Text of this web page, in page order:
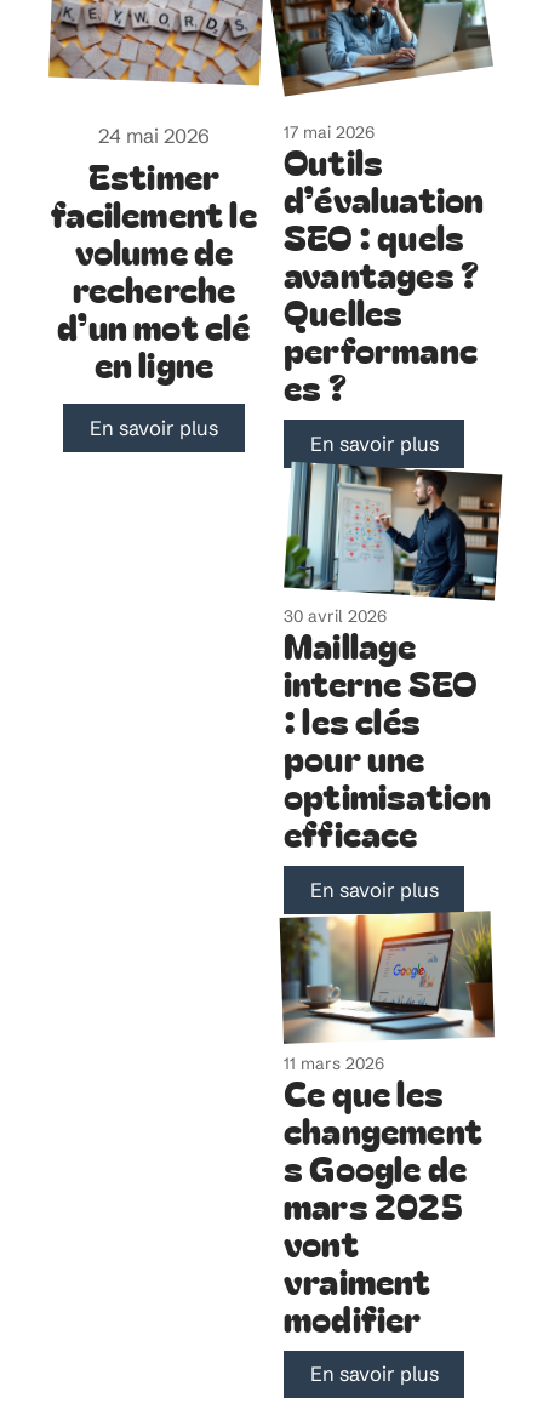
24 mai 2026
Estimer
facilement le
volume de
recherche
d’un mot clé
en ligne
En savoir plus
17 mai 2026
Outils
d’évaluation
SEO : quels
avantages ?
Quelles
performanc
es ?
En savoir plus
30 avril 2026
Maillage
interne SEO
: les clés
pour une
optimisation
efficace
En savoir plus
11 mars 2026
Ce que les
changement
s Google de
mars 2025
vont
vraiment
modifier
En savoir plus